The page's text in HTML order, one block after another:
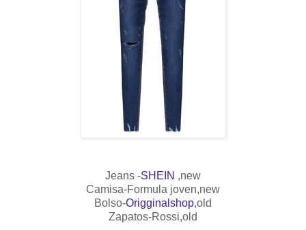
Jeans -SHEIN ,new
Camisa-Formula joven,new
Bolso-Origginalshop,old
Zapatos-Rossi,old